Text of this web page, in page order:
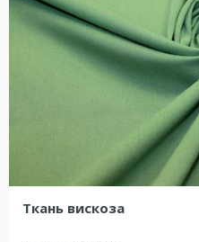
Ткань вискоза